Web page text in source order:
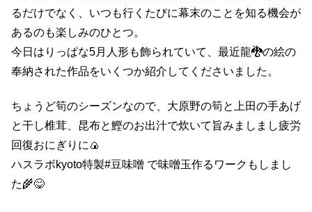
るだけでなく、いつも行くたびに幕末のことを知る機会が
あるのも楽しみのひとつ。
今日はりっぱな5月人形も飾られていて、最近龍🐉の絵の
奉納された作品をいくつか紹介してくださいました。
ちょうど筍のシーズンなので、大原野の筍と上田の手あげ
と干し椎茸、昆布と鰹のお出汁で炊いて旨みましまし疲労
回復おにぎりに🍙
ハスラボkyoto特製#豆味噌 で味噌玉作るワークもしまし
た🌾😋